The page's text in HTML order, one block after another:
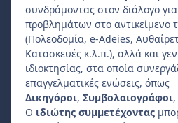
συνδράμοντας στον διάλογο
προβλημάτων στο αντικείμενο
(Πολεοδομία, e-Adeies,
Κατασκευές κ.λ.π.), αλλά και
ιδιοκτησίας, στα οποία
επαγγελματικές ενώσεις, όπως
Δικηγόροι, Συμβολαιογράφοι,
Ο ιδιώτης συμμετέχοντας